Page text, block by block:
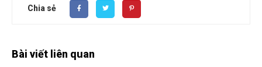
Chia sẻ
Bài viết liên quan